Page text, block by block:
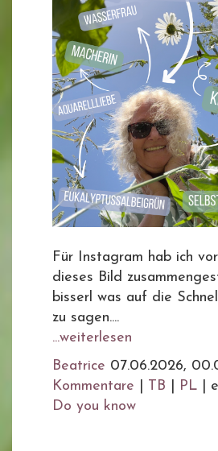
Für Instagram hab ich
dieses Bild
bisserl was auf die
zu sagen....
...weiterlesen
Beatrice 07.06.2026,
Kommentare
TB PL
Do you know